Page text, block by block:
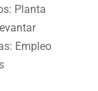
Planta
Empleo